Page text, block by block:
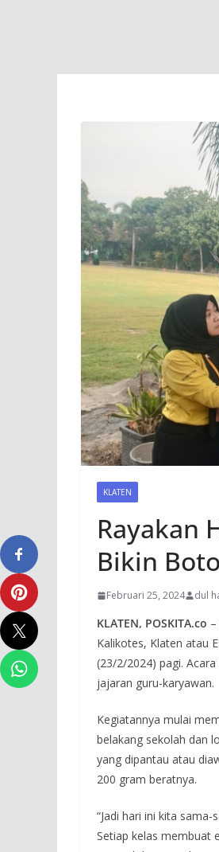
KLATEN
Rayakan
Bikin
Februari 25, 2024 dul
KLATEN, POSKITA.co
Kalikotes, Klaten atau
(23/2/2024) pagi.
jajaran guru-karyawan.
Kegiatannya mulai
belakang sekolah dan
yang dipantau atau
200 gram beratnya.
“Jadi hari ini kita
Setiap kelas membuat